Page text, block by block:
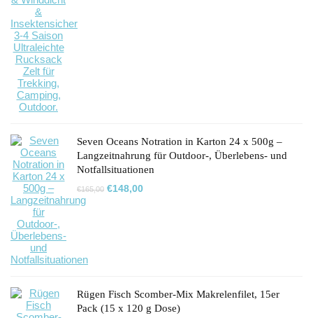
Seven Oceans Notration in Karton 24 x 500g –
Langzeitnahrung für Outdoor-, Überlebens- und
Notfallsituationen
€165,00 Ursprünglicher
€148,00Aktueller
Rügen Fisch Scomber-Mix Makrelenfilet, 15er
Pack (15 x 120 g Dose)